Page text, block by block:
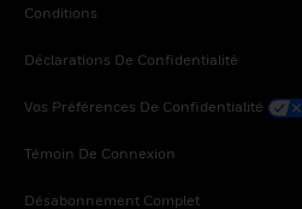
Conditions
Déclarations De Confidentialité
Vos Préférences De Confidentialité
Témoin De Connexion
Désabonnement Complet